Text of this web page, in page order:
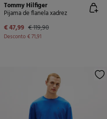
Tommy Hilfiger
Pijama de flanela xadrez
€ 47,99 € 119,90
Desconto€ 71,91